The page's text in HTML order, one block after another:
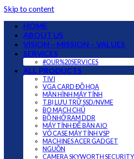
Skip to content
HOME
ABOUT US
VISION – MISSION – VALUES
SERVICES
#OUR%20SERVICES
ALL PRODUCTS
TIVI
VGA CARD ĐỒ HỌA
MÀN HÌNH MÁY TÍNH
T.BỊ LƯU TRỮ SSD/NVME
BO MẠCH CHỦ
BỘ NHỚ RAM DDR
MÁY TÍNH ĐỂ BÀN AIO
VỎ CASE MÁY TÍNH VSP
MACHINES ACER GADGET
NGUỒN
CAMERA SKYWORTH SECURITY